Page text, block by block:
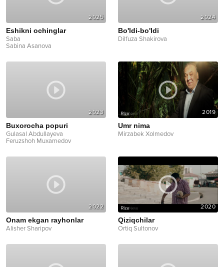
2025
Eshikni ochinglar
Saba
Sabina Asanova
2024
Bo'ldi-bo'ldi
Dilfuza Shakirova
2023
Buxorocha popuri
Gulasal Abdullayeva
Feruzshoh Muxamedov
2019
Umr nima
Mirzabek Xolmedov
2022
Onam ekgan rayhonlar
Alisher Sharipov
2020
Qiziqchilar
Ortiq Sultonov